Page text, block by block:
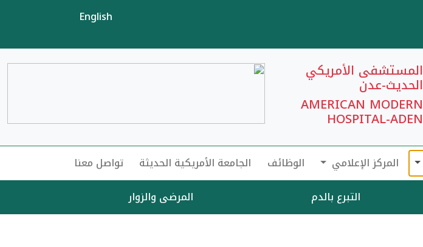
English
المستشفى الأمريكي
الحديث-عدن
AMERICAN MODERN
HOSPITAL-ADEN
التبرع بالدم المرضى والزوار
المركز الإعلامي الوظائف الجامعة الأمريكية الحديثة تواصل معنا